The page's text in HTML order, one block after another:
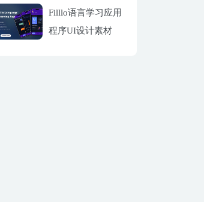
Filllo语言学习应用
程序UI设计素材